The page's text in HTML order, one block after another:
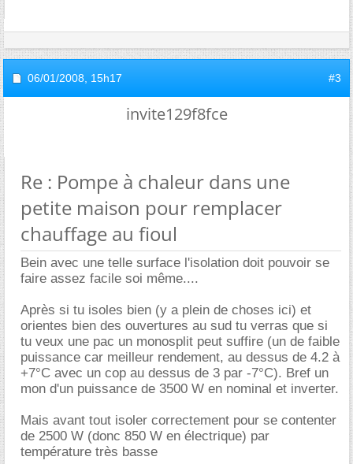
06/01/2008, 15h17 #3
invite129f8fce
Re : Pompe à chaleur dans une
petite maison pour remplacer
chauffage au fioul
Bein avec une telle surface l'isolation doit pouvoir se
faire assez facile soi même....
Après si tu isoles bien (y a plein de choses ici) et
orientes bien des ouvertures au sud tu verras que si
tu veux une pac un monosplit peut suffire (un de faible
puissance car meilleur rendement, au dessus de 4.2 à
+7°C avec un cop au dessus de 3 par -7°C). Bref un
mon d'un puissance de 3500 W en nominal et inverter.
Mais avant tout isoler correctement pour se contenter
de 2500 W (donc 850 W en électrique) par
température très basse